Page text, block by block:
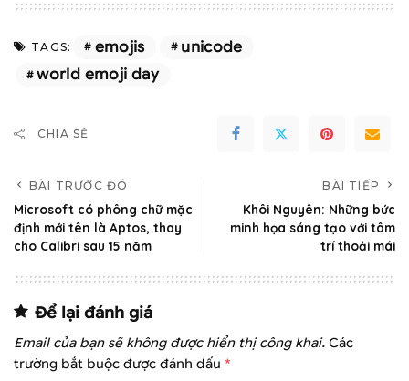
TAGS: emojis
unicode
world emoji day
CHIA SẺ
BÀI TRƯỚC ĐÓ
Microsoft có phông chữ mặc
định mới tên là Aptos, thay
cho Calibri sau 15 năm
BÀI TIẾP
Khôi Nguyên: Những bức
minh họa sáng tạo với tâm
trí thoải mái
Để lại đánh giá
Email của bạn sẽ không được hiển thị công khai. Các
trường bắt buộc được đánh dấu *